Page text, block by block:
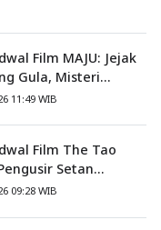
Film MAJU: Jejak
Gula, Misteri
di Lokasi Jambore
11:49 WIB
Film The Tao
Setan
Mematikan
09:28 WIB